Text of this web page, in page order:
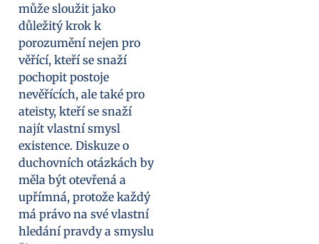
může sloužit jako
důležitý krok k
porozumění nejen pro
věřící, kteří se snaží
pochopit postoje
nevěřících, ale také pro
ateisty, kteří se snaží
najít vlastní smysl
existence. Diskuze o
duchovních otázkách by
měla být otevřená a
upřímná, protože každý
má právo na své vlastní
hledání pravdy a smyslu